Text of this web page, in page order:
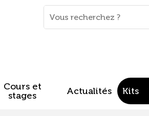
clés
Cours et
stages
Actualités Kits